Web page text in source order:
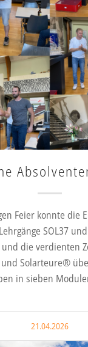
Feier konnte die
SOL37
die verdienten
Solarteure®
in sieben
21.04.2026